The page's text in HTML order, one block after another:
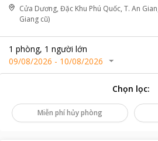
Cửa Dương, Đặc Khu Phú Quốc, T. An
Giang cũ)
1 phòng, 1 người lớn
09/08/2026 - 10/08/2026
Chọn lọc:
Miễn phí hủy phòng